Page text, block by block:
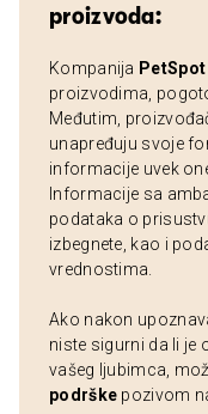
proizvoda:
Kompanija PetSpot
proizvodima,
Međutim,
unapređuju svoje
informacije uvek
Informacije sa
podataka o
izbegnete, kao i
vrednostima.
Ako nakon
niste sigurni da li je
vašeg ljubimca,
podrške pozivom